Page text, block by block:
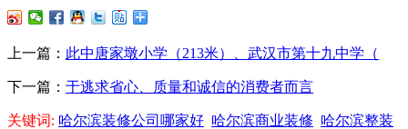
上一篇： 此中唐家墩小学（213米）、武汉市第十九中学（
下一篇： 于逃求省心、质量和诚信的消费者而言
关键词: 哈尔滨装修公司哪家好 哈尔滨商业装修 哈尔滨整装